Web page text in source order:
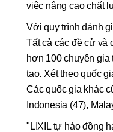
việc nâng cao chất
Với quy trình đánh
Tất cả các đề cử và
hơn 100 chuyên gia
tạo. Xét theo quốc
Các quốc gia khác
Indonesia (47),
"LIXIL tự hào đồng